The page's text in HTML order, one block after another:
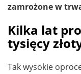
zamrożone w
Kilka lat
tysięcy
Tak wysokie